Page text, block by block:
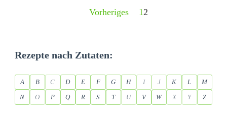
Vorheriges 1 2
Rezepte nach Zutaten:
A B C D E F G H I J K L
M
N
O P Q R S T U V W X Y Z